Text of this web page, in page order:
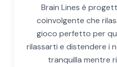
Brain Lines è
coinvolgente che
gioco perfetto per
rilassarti e distendere i
tranquilla mentre